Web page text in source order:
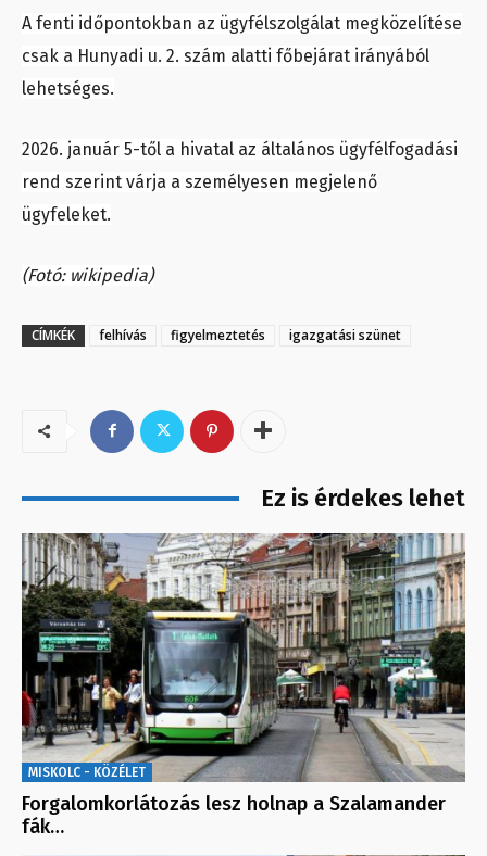
A fenti időpontokban az ügyfélszolgálat megközelítése
csak a Hunyadi u. 2. szám alatti főbejárat irányából
lehetséges.
2026. január 5-től a hivatal az általános ügyfélfogadási
rend szerint várja a személyesen megjelenő
ügyfeleket.
(Fotó: wikipedia)
CÍMKÉK felhívás figyelmeztetés igazgatási szünet
Ez is érdekes lehet
MISKOLC - KÖZÉLET
Forgalomkorlátozás lesz holnap a Szalamander
fák…